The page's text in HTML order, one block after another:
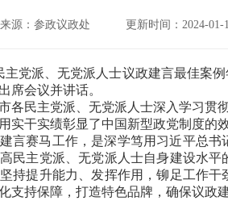
来源：参政议政处 更新时间：2024-01-
主党派、无党派人士议政建言最佳案
席会议并讲话。
各民主党派、无党派人士深入学习
实干实绩彰显了中国新型政党制度的
言赛马工作，是深学笃用习近平总
民主党派、无党派人士自身建设水
持提升能力、发挥作用，铆足工作
支持保障，打造特色品牌，确保议政